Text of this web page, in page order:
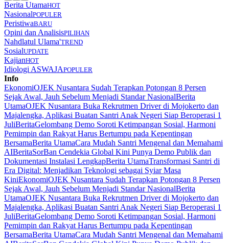
Berita UtamaHOT
NasionalPOPULER
PeristiwaBARU
Opini dan AnalisisPILIHAN
Nahdlatul Ulama'TREND
SosialUPDATE
KajianHOT
Idiologi ASWAJAPOPULER
Info
EkonomiOJEK Nusantara Sudah Terapkan Potongan 8 Persen
Sejak Awal, Jauh Sebelum Menjadi Standar NasionalBerita
UtamaOJEK Nusantara Buka Rekrutmen Driver di Mojokerto dan
Majalengka, Aplikasi Buatan Santri Anak Negeri Siap Beroperasi 1
JuliBeritaGelombang Demo Soroti Ketimpangan Sosial, Harmoni
Pemimpin dan Rakyat Harus Bertumpu pada Kepentingan
BersamaBerita UtamaCara Mudah Santri Mengenal dan Memahami
AIBeritaSorBan Cendekia Global Kini Punya Demo Publik dan
Dokumentasi Instalasi LengkapBerita UtamaTransformasi Santri di
Era Digital: Menjadikan Teknologi sebagai Syiar Masa
KiniEkonomiOJEK Nusantara Sudah Terapkan Potongan 8 Persen
Sejak Awal, Jauh Sebelum Menjadi Standar NasionalBerita
UtamaOJEK Nusantara Buka Rekrutmen Driver di Mojokerto dan
Majalengka, Aplikasi Buatan Santri Anak Negeri Siap Beroperasi 1
JuliBeritaGelombang Demo Soroti Ketimpangan Sosial, Harmoni
Pemimpin dan Rakyat Harus Bertumpu pada Kepentingan
BersamaBerita UtamaCara Mudah Santri Mengenal dan Memahami